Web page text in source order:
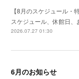
【8月のスケジュール・
スケジュール、休館日
2026.07.27 01:30
6月のお知らせ